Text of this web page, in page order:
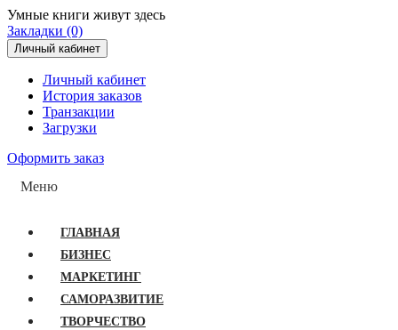
Умные книги живут здесь
Закладки (0)
Личный кабинет
Личный кабинет
История заказов
Транзакции
Загрузки
Оформить заказ
Меню
ГЛАВНАЯ
БИЗНЕС
МАРКЕТИНГ
САМОРАЗВИТИЕ
ТВОРЧЕСТВО